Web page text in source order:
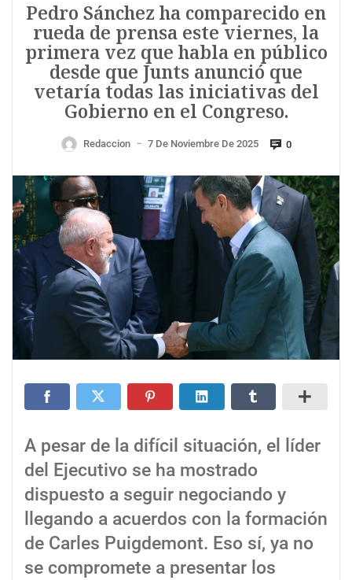
Pedro Sánchez ha comparecido en
rueda de prensa este viernes, la
primera vez que habla en público
desde que Junts anunció que
vetaría todas las iniciativas del
Gobierno en el Congreso.
Redaccion — 7 De Noviembre De 2025 0
A pesar de la difícil situación, el líder
del Ejecutivo se ha mostrado
dispuesto a seguir negociando y
llegando a acuerdos con la formación
de Carles Puigdemont. Eso sí, ya no
se compromete a presentar los